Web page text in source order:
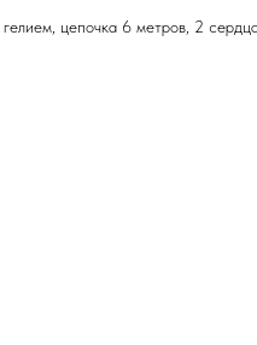
цепочка 6 метров, 2